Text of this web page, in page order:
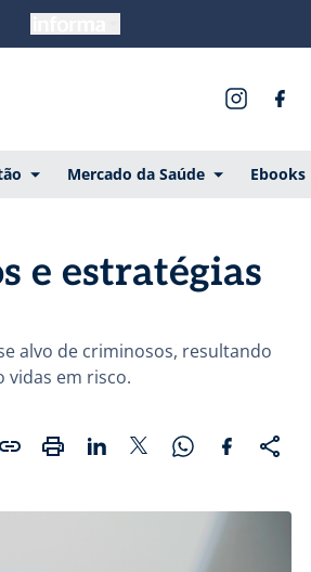
Mercado da Saúde Ebooks
e estratégias
alvo de criminosos, resultando
vidas em risco.